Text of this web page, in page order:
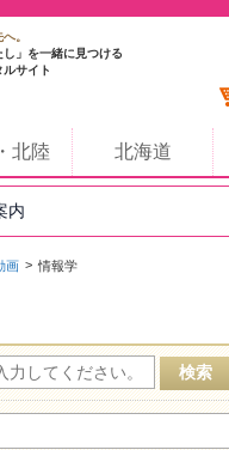
。
」を一緒に見つける
サイト
北陸 北海道
内
画 情報学